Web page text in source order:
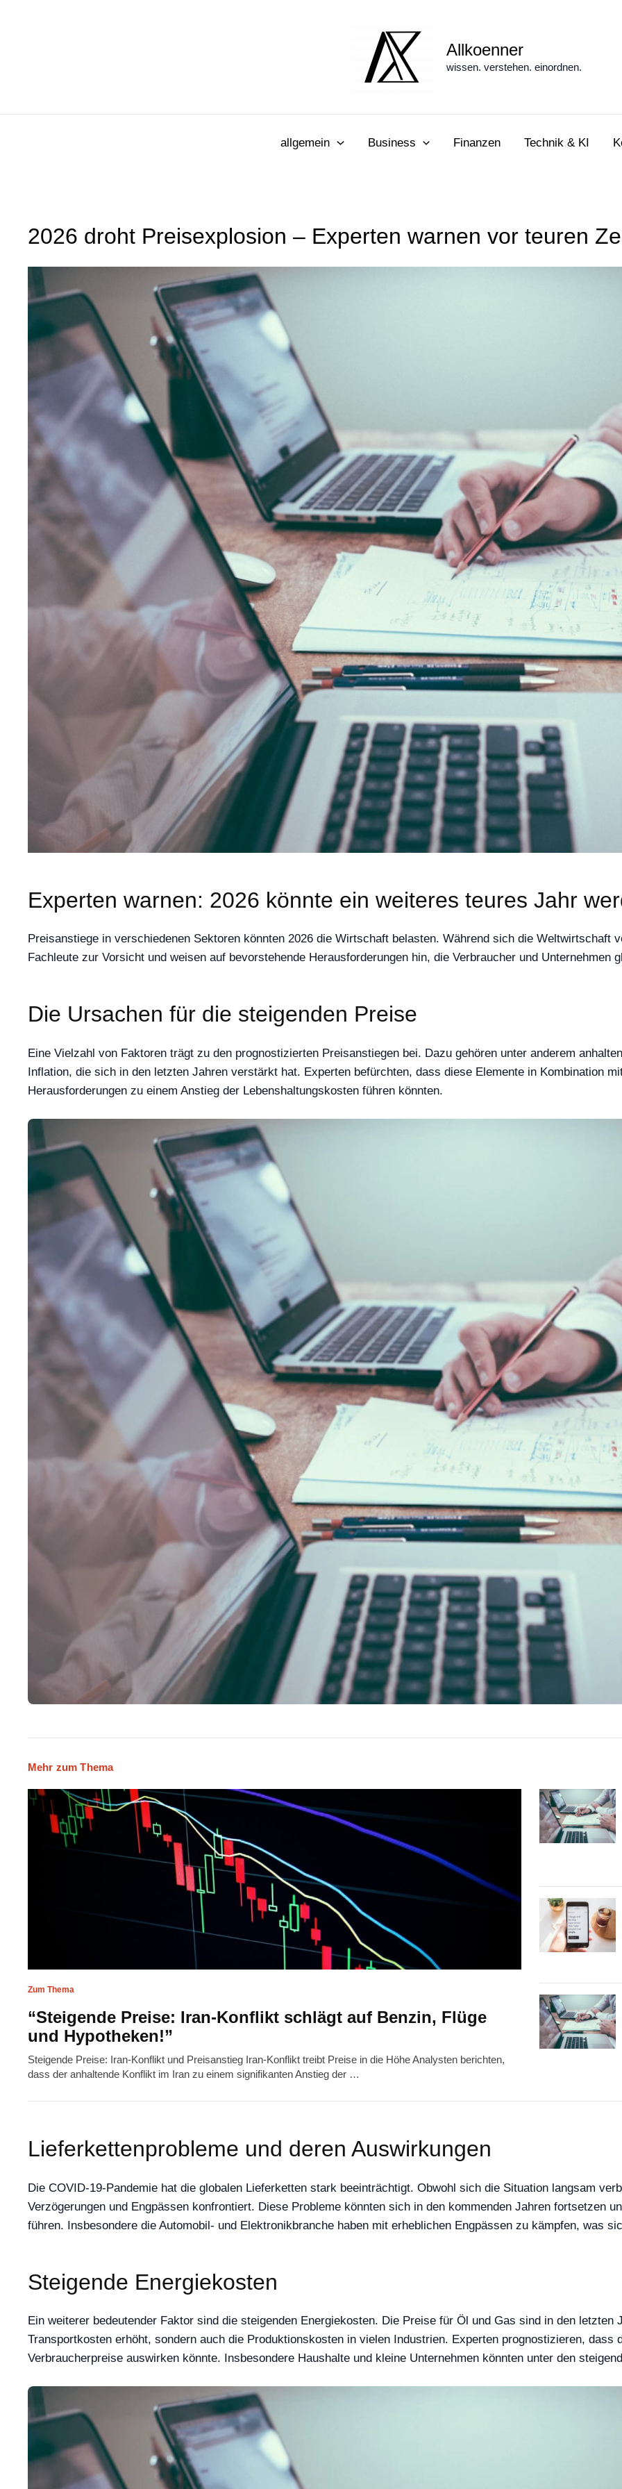
Allkoenner
wissen. verstehen. einordnen.
allgemein Business Finanzen Technik & KI
2026 droht Preisexplosion – Experten warnen vor teuren
Experten warnen: 2026 könnte ein weiteres teures Jahr
Preisanstiege in verschiedenen Sektoren könnten 2026 die Wirtschaft belasten. Während sich die Weltwirtschaft
Fachleute zur Vorsicht und weisen auf bevorstehende Herausforderungen hin, die Verbraucher und Unternehmen
Die Ursachen für die steigenden Preise
Eine Vielzahl von Faktoren trägt zu den prognostizierten Preisanstiegen bei. Dazu gehören unter anderem
Inflation, die sich in den letzten Jahren verstärkt hat. Experten befürchten, dass diese Elemente in Kombination
Herausforderungen zu einem Anstieg der Lebenshaltungskosten führen könnten.
Mehr zum Thema
Zum Thema
“Steigende Preise: Iran-Konflikt schlägt auf Benzin, Flüge
und Hypotheken!”
Steigende Preise: Iran-Konflikt und Preisanstieg Iran-Konflikt treibt Preise in die Höhe Analysten berichten,
dass der anhaltende Konflikt im Iran zu einem signifikanten Anstieg der …
Lieferkettenprobleme und deren Auswirkungen
Die COVID-19-Pandemie hat die globalen Lieferketten stark beeinträchtigt. Obwohl sich die Situation langsam
Verzögerungen und Engpässen konfrontiert. Diese Probleme könnten sich in den kommenden Jahren fortsetzen
führen. Insbesondere die Automobil- und Elektronikbranche haben mit erheblichen Engpässen zu kämpfen, was
Steigende Energiekosten
Ein weiterer bedeutender Faktor sind die steigenden Energiekosten. Die Preise für Öl und Gas sind in den
Transportkosten erhöht, sondern auch die Produktionskosten in vielen Industrien. Experten prognostizieren, dass
Verbraucherpreise auswirken könnte. Insbesondere Haushalte und kleine Unternehmen könnten unter den